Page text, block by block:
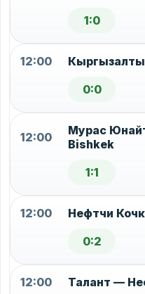
1:0
12:00
0:0
12:00
Мурас
Bishkek
1:1
12:00
Нефтчи
0:2
12:00 Талант —